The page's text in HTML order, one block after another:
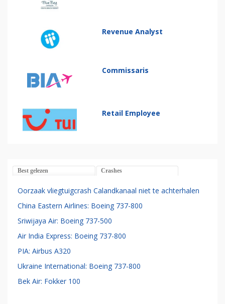
Revenue Analyst
Commissaris
Retail Employee
Best gelezen Crashes
Oorzaak vliegtuigcrash Calandkanaal niet te achterhalen
China Eastern Airlines: Boeing 737-800
Sriwijaya Air: Boeing 737-500
Air India Express: Boeing 737-800
PIA: Airbus A320
Ukraine International: Boeing 737-800
Bek Air: Fokker 100